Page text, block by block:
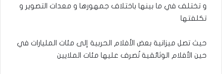
و تختلف في ما بينها باختلاف جمهورها و معدات التصوير و
تكلفتها
حيث تصل ميزانية بعض الأفلام الحربية إلى مئات المليارات في
حين الأفلام الوثائقية تُصرف عليها مئات الملايين